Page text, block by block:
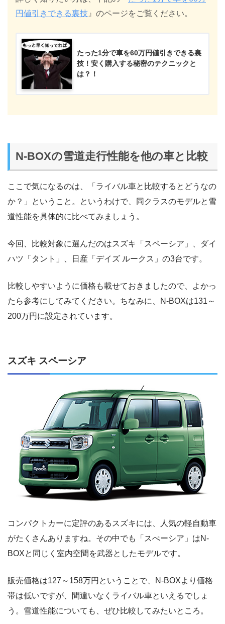
円値引きできる裏技 』のページをご覧ください。
たった1分で車を60万円値引きできる裏
技！安く購入する秘密のテクニックと
は？！
N-BOXの雪道走行性能を他の車と比較
ここで気になるのは、「ライバル車と比較するとどうなの
か？」ということ。というわけで、同クラスのモデルと雪
道性能を具体的に比べてみましょう。
今回、比較対象に選んだのはスズキ「スペーシア」、ダイ
ハツ「タント」、日産「デイズ ルークス」の3台です。
比較しやすいように価格も載せておきましたので、よかっ
たら参考にしてみてください。ちなみに、N-BOXは131～
200万円に設定されています。
スズキ スペーシア
コンパクトカーに定評のあるスズキには、人気の軽自動車
がたくさんありますね。その中でも「スぺーシア」はN-
BOXと同じく室内空間を武器としたモデルです。
販売価格は127～158万円ということで、N-BOXより価格
帯は低いですが、間違いなくライバル車といえるでしょ
う。雪道性能についても、ぜひ比較してみたいところ。